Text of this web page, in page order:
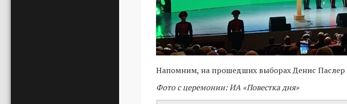
Напомним, на прошедших выборах Денис Паслер
Фото с церемонии: ИА «Повестка дня»